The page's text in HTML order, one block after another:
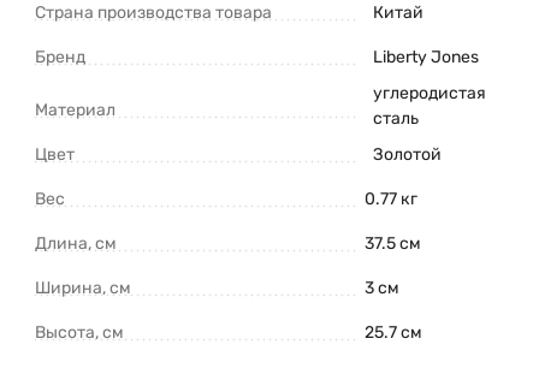
Страна производства товара Китай
Бренд Liberty Jones
Материал
углеродистая
сталь
Цвет
Золотой
Вес 0.77 кг
Длина, см 37.5 см
Ширина, см 3 см
Высота, см 25.7 см